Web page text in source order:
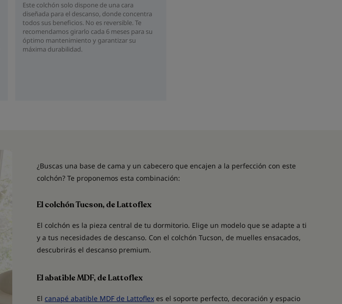
Este colchón solo dispone de una cara
diseñada para el descanso, donde concentra
todos sus beneficios. No es reversible. Te
recomendamos girarlo cada 6 meses para su
óptimo mantenimiento y garantizar su
máxima durabilidad.
¿Buscas una base de cama y un cabecero que encajen a la perfección con este
colchón? Te proponemos esta combinación:
El colchón Tucson, de Lattoflex
El colchón es la pieza central de tu dormitorio. Elige un modelo que se adapte a ti
y a tus necesidades de descanso. Con el colchón Tucson, de muelles ensacados,
descubrirás el descanso premium.
El abatible MDF, de Lattoflex
El canapé abatible MDF de Lattoflex es el soporte perfecto, decoración y espacio